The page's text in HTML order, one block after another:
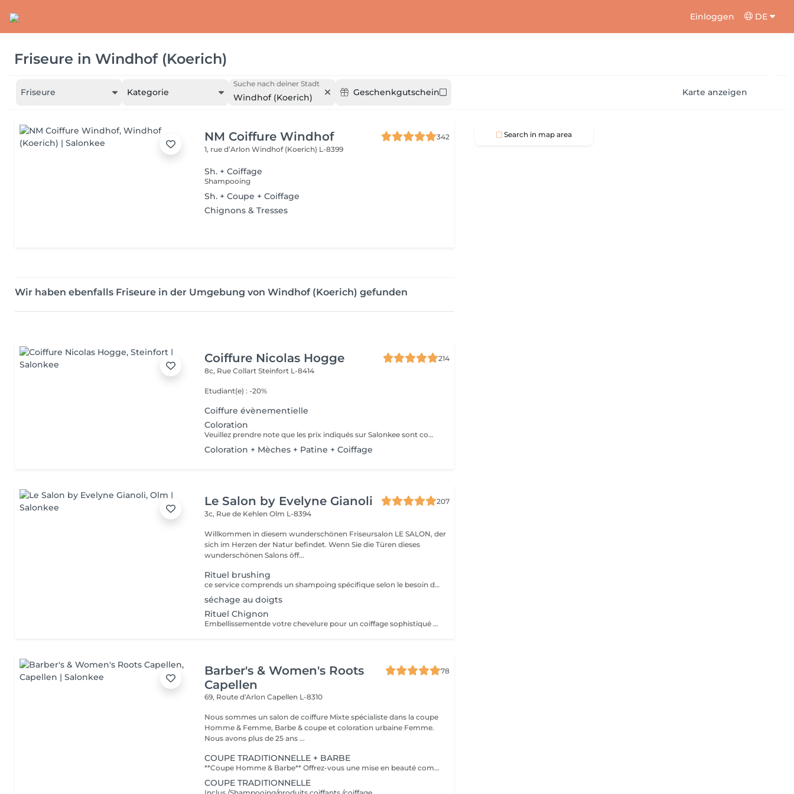
Einloggen DE
Friseure in Windhof (Koerich)
Friseure Kategorie
Suche nach deiner Stadt
Windhof (Koerich) Geschenkgutschein Karte anzeigen
NM Coiffure Windhof
342
1, rue d’ArlonWindhof (Koerich) L-8399
Sh. + Coiffage
Shampooing
Sh. + Coupe + Coiffage
Chignons & Tresses
Wir haben ebenfalls Friseure in der Umgebung von Windhof (Koerich) gefunden
Coiffure Nicolas Hogge
214
8c, Rue CollartSteinfort L-8414
Etudiant(e) : -20%
Coiffure évènementielle
Coloration
Veuillez prendre note que les prix indiqués sur Salonkee sont communiqués à titre informatif et s'entendent de base. Ces derniers sont susceptibles de varier selon le diagnostic réalisé à votre arrivée au salon et l'expertise du professionnel à qui vous confiez votre beauté. Dans tous les cas, un devis précis vous sera proposé et toutes réalisations de prestations seront effectuées avec votre accord. Un grand merci d'avance pour votre compréhension. Au plaisir de vous revoir très vite.
Coloration + Mèches + Patine + Coiffage
Le Salon by Evelyne Gianoli
207
3c, Rue de KehlenOlm L-8394
Willkommen in diesem wunderschönen Friseursalon LE SALON, der
sich im Herzen der Natur befindet. Wenn Sie die Türen dieses
wunderschönen Salons öff...
Rituel brushing
ce service comprends un shampoing spécifique selon le besoin de votre cheveu et votre cuir chevelu * le soin ou masque n est pas compris
séchage au doigts
Rituel Chignon
Embellissementde votre chevelure pour un coiffage sophistiqué et personnalisé pour un événement spécial
Barber's & Women's Roots
Capellen
78
69, Route d'ArlonCapellen L-8310
Nous sommes un salon de coiffure Mixte spécialiste dans la coupe
Homme & Femme, Barbe & coupe et coloration urbaine Femme.
Nous avons plus de 25 ans ...
COUPE TRADITIONNELLE + BARBE
**Coupe Homme & Barbe** Offrez-vous une mise en beauté complète avec notre service **Coupe Homme & Barbe**, conçu pour les hommes qui souhaitent un style parfaitement maîtrisé de la tête à la barbe. La prestation débute par une **consultation personnalisée** afin de définir la coupe et la forme de barbe qui mettront le mieux en valeur votre visage. Nos experts réalisent ensuite une **coupe de cheveux précise et structurée**, suivie d'un **travail minutieux de la barbe** : taille, définition des contours et mise en forme pour un rendu propre et harmonieux. Le service se termine par un **coiffage professionnel et une finition barbe soignée** pour un résultat net, élégant et durable. L'alliance parfaite entre coupe et barbe pour un look soigné, moderne et parfaitement équilibré.
COUPE TRADITIONNELLE
Search in map area